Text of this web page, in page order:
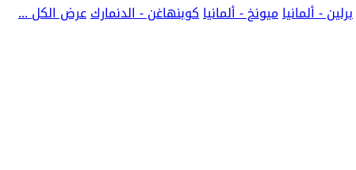
برلين - ألمانياميونخ - ألمانياكوبنهاغن - الدنماركعرض الكل ...